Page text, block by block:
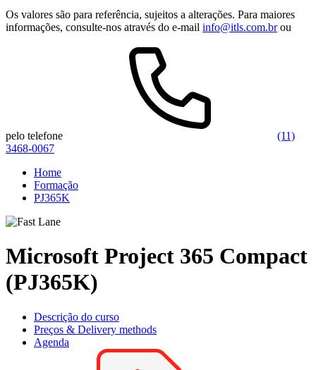
Os valores são para referência, sujeitos a alterações. Para maiores
informações, consulte-nos através do e-mail info@itls.com.brou
pelo telefone
(11)
3468-0067
Home
Formação
PJ365K
Microsoft Project 365 Compact
(PJ365K)
Descrição do curso
Preços & Delivery methods
Agenda